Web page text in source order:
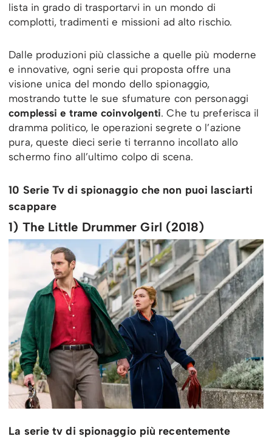
lista in grado di trasportarvi in un mondo di
complotti, tradimenti e missioni ad alto rischio.
Dalle produzioni più classiche a quelle più moderne
e innovative, ogni serie qui proposta offre una
visione unica del mondo dello spionaggio,
mostrando tutte le sue sfumature con personaggi
complessi e trame coinvolgenti. Che tu preferisca il
dramma politico, le operazioni segrete o l’azione
pura, queste dieci serie ti terranno incollato allo
schermo fino all’ultimo colpo di scena.
10 Serie Tv di spionaggio che non puoi lasciarti
scappare
1) The Little Drummer Girl (2018)
La serie tv di spionaggio più recentemente